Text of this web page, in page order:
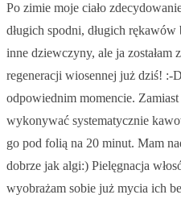
Po zimie moje ciało
długich spodni, długich
inne dziewczyny, ale ja zostałam
regeneracji wiosennej już dziś! :-
odpowiednim momencie.
wykonywać systematycznie
go pod folią na 20 minut. Mam
dobrze jak algi:) Pielęgnacja
wyobrażam sobie już mycia ich